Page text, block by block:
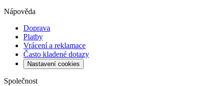
Nápověda
Doprava
Platby
Vrácení a reklamace
Často kladené dotazy
Nastavení cookies
Společnost